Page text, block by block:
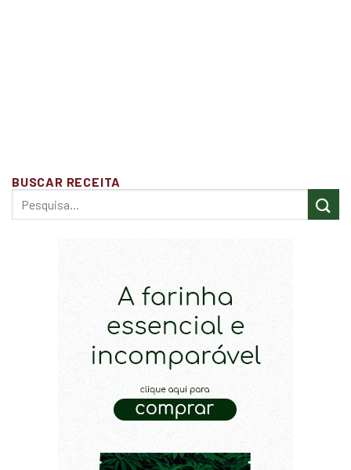
BUSCAR RECEITA